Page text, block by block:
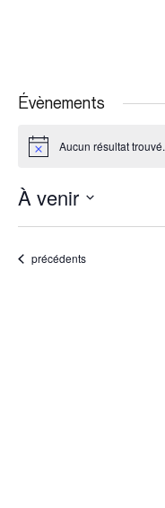
Évènements
Notice Aucun résultat trouvé.
À venir
Sélectionnez
date
Évènements
précédents